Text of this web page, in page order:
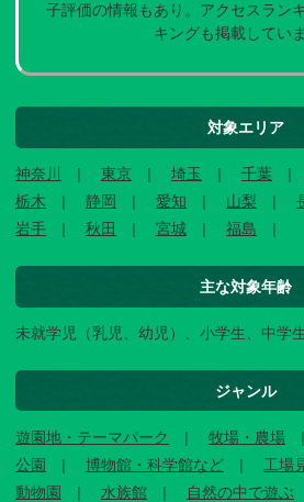
子評価の情報もあり。アクセスラン
キングも掲載していま
対象エリア
神奈川 東京 埼玉 千葉
栃木
静岡 愛知 山梨
岩手
秋田 宮城 福島
主な対象年齢
未就学児（乳児、幼児）、小学生、中学
ジャンル
遊園地・テーマパーク 牧場・農場
公園
博物館・科学館など
工場
動物園
水族館 自然の中で遊ぶ